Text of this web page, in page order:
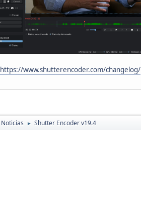
https://www.shutterencoder.com/changelog/
Noticias ► Shutter Encoder v19.4